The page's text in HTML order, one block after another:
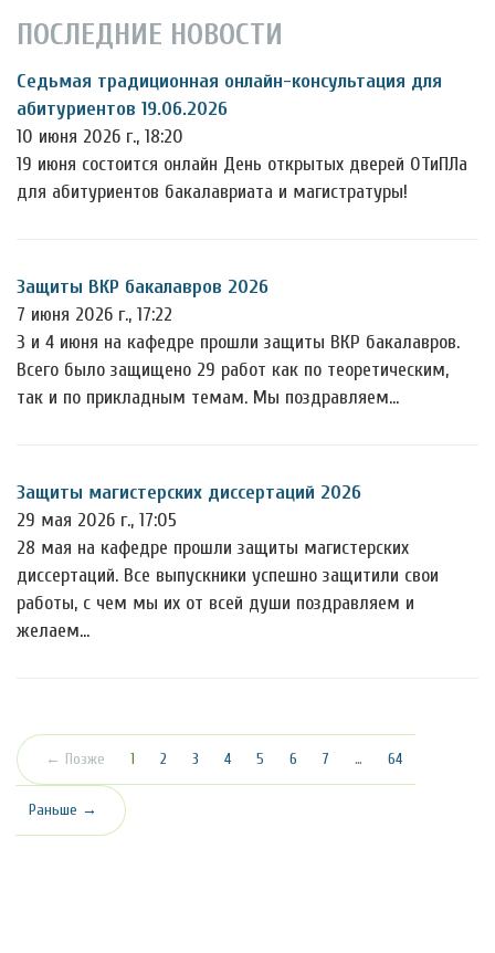
ПОСЛЕДНИЕ НОВОСТИ
Седьмая традиционная онлайн-консультация для
абитуриентов 19.06.2026
10 июня 2026 г., 18:20
19 июня состоится онлайн День открытых дверей ОТиПЛа
для абитуриентов бакалавриата и магистратуры!
Защиты ВКР бакалавров 2026
7 июня 2026 г., 17:22
3 и 4 июня на кафедре прошли защиты ВКР бакалавров.
Всего было защищено 29 работ как по теоретическим,
так и по прикладным темам. Мы поздравляем…
Защиты магистерских диссертаций 2026
29 мая 2026 г., 17:05
28 мая на кафедре прошли защиты магистерских
диссертаций. Все выпускники успешно защитили свои
работы, с чем мы их от всей души поздравляем и
желаем…
← Позже 1 (текущая)
2 3 4 5 6 7 … 64
Раньше →